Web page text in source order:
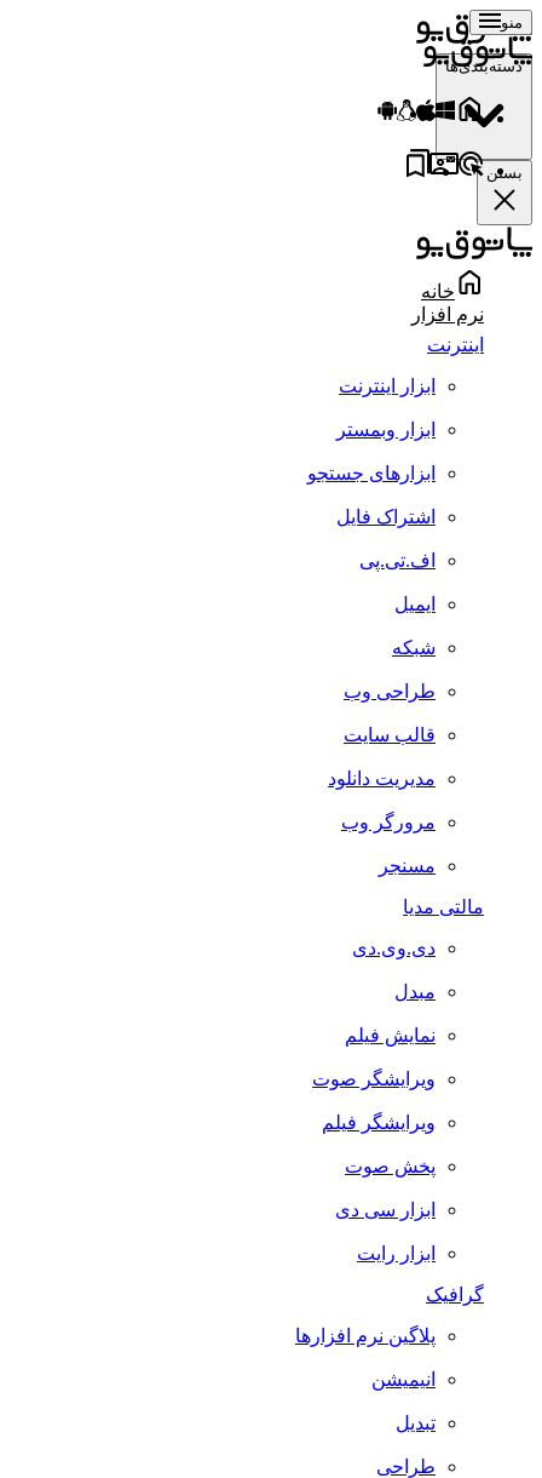
منو
دسته‌بندی‌ها
بستن
خانه
نرم افزار
اینترنت
ابزار اینترنت
ابزار وبمستر
ابزارهای جستجو
اشتراک فایل
اف.تی.پی
ایمیل
شبکه
طراحی وب
قالب سایت
مدیریت دانلود
مرورگر وب
مسنجر
مالتی مدیا
دی.وی.دی
مبدل
نمایش فیلم
ویرایشگر صوت
ویرایشگر فیلم
پخش صوت
ابزار سی دی
ابزار رایت
گرافیک
پلاگین نرم افزارها
انیمیشن
تبدیل
طراحی